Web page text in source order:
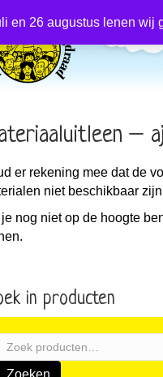
en 26 augustus lenen wij
–
er rekening mee dat de
niet beschikbaar
nog niet op de hoogte
in producten
Zoeken
Zoeken